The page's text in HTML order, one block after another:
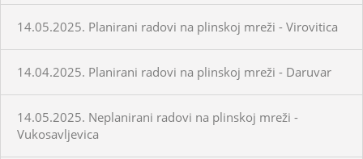
14.05.2025. Planirani radovi na plinskoj mreži - Virovitica
14.04.2025. Planirani radovi na plinskoj mreži - Daruvar
14.05.2025. Neplanirani radovi na plinskoj mreži -
Vukosavljevica